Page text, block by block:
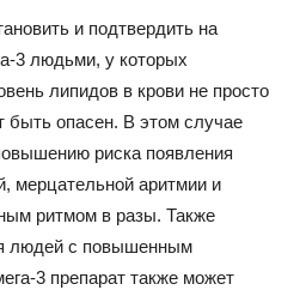
и подтвердить на
3 людьми, у которых
липидов в крови не просто
быть опасен. В этом случае
риска появления
мерцательной аритмии и
ритмом в разы. Также
людей с повышенным
3 препарат также может